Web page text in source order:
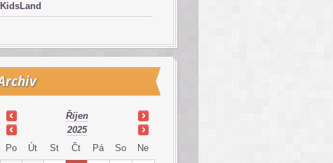
KidsLand
Říjen
2025
Po
Út St Čt Pá So Ne